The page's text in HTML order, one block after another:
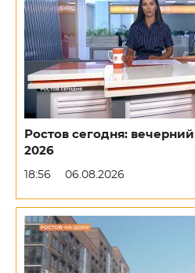
Ростов сегодня:
2026
18:56 06.08.2026